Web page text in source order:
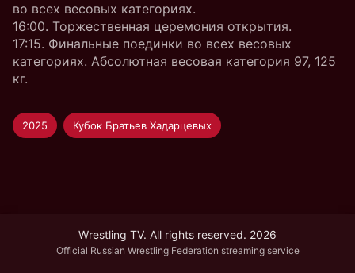
во всех весовых категориях.
16:00. Торжественная церемония открытия.
17:15. Финальные поединки во всех весовых
категориях. Абсолютная весовая категория 97, 125
кг.
2025 Кубок Братьев Хадарцевых
Wrestling TV. All rights reserved. 2026
Official Russian Wrestling Federation streaming service